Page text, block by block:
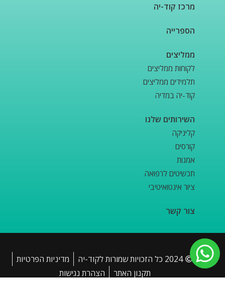
מרכז קוד-יה
הספרייה
ממליצים
לקוחות ממליצים
תלמידים ממליצים
קוד-יה במדיה
השירותים שלנו
קליניקה
קורסים
אמנות
תכשיטים לרפואה
ציור אינטואיטיבי
צור קשר
2024 כל הזכויות שמורות לקוד-יה
מדיניות הפרטיות
תקנון האתר
הצהרת נגישות